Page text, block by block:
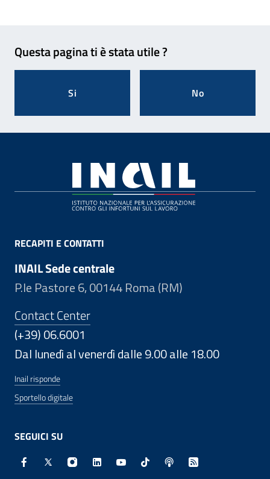
Questa pagina ti è stata utile ?
Si No
RECAPITI E CONTATTI
INAIL Sede centrale
P.le Pastore 6, 00144 Roma (RM)
Contact Center
(+39) 06.6001
Dal lunedì al venerdì dalle 9.00 alle 18.00
Inail risponde
Sportello digitale
SEGUICI SU
Facebook - Sito esterno - Apertura in nuova finestra
X - Sito esterno - Apertura in nuova finestra
Instagram - Sito esterno - Apertura in
Linkedin - Sito esterno - Apertura in
Youtube - Sito esterno -
TikTok - Sito esterno -
Spreaker - Sito
Feed RSS -